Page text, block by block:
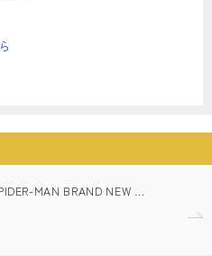
MAN BRAND NEW …